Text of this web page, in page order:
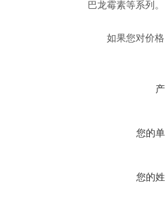
巴龙霉素等系列。
如果您对价格
您的
您的